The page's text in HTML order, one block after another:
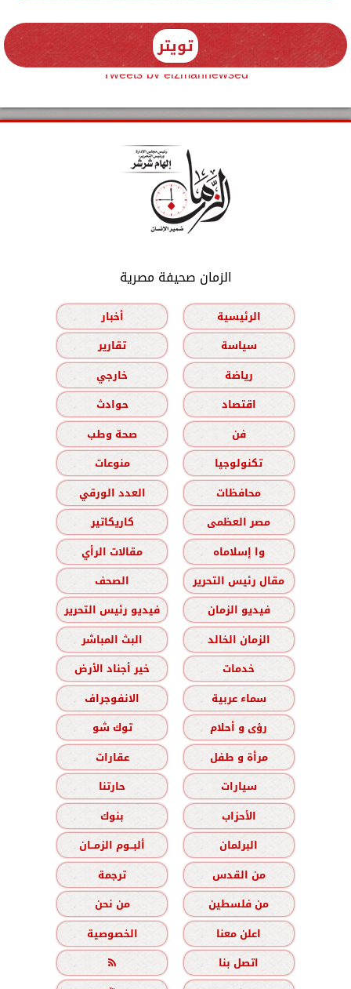
تويتر
Tweets by elzmannewseg
الزمان صحيفة مصرية
الرئيسية
أخبار
سياسة
تقارير
رياضة
خارجي
اقتصاد
حوادث
فن
صحة وطب
تكنولوجيا
منوعات
محافظات
العدد الورقي
مصر العظمى
كاريكاتير
وا إسلاماه
مقالات الرأي
مقال رئيس التحرير
الصحف
فيديو الزمان
فيديو رئيس التحرير
الزمان الخالد
البث المباشر
خدمات
خير أجناد الأرض
سماء عربية
الانفوجراف
رؤى و أحلام
توك شو
مرأة و طفل
عقارات
سيارات
حارتنا
الأحزاب
بنوك
البرلمان
ألبــوم الزمــان
من القدس
ترجمة
من فلسطين
من نحن
اعلن معنا
الخصوصية
اتصل بنا
